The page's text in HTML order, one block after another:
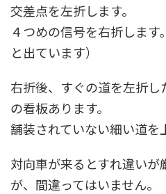
交差点を左折します。
４つめの信号を右折します。
と出ています）
右折後、すぐの道を左折し
の看板あります。
舗装されていない細い道を
対向車が来るとすれ違い
が、間違ってはいません。